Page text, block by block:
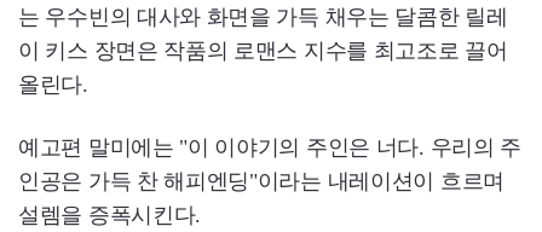
는 우수빈의 대사와 화면을 가득 채우는 달콤한 릴레
이 키스 장면은 작품의 로맨스 지수를 최고조로 끌어
올린다.
예고편 말미에는 "이 이야기의 주인은 너다. 우리의 주
인공은 가득 찬 해피엔딩"이라는 내레이션이 흐르며
설렘을 증폭시킨다.